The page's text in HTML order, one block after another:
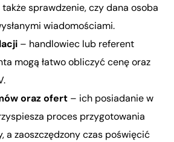
sprawdzenie, czy dana osoba
wiadomościami.
– handlowiec lub referent
mogą łatwo obliczyć cenę oraz
oraz ofert – ich posiadanie w
proces przygotowania
a zaoszczędzony czas poświęcić